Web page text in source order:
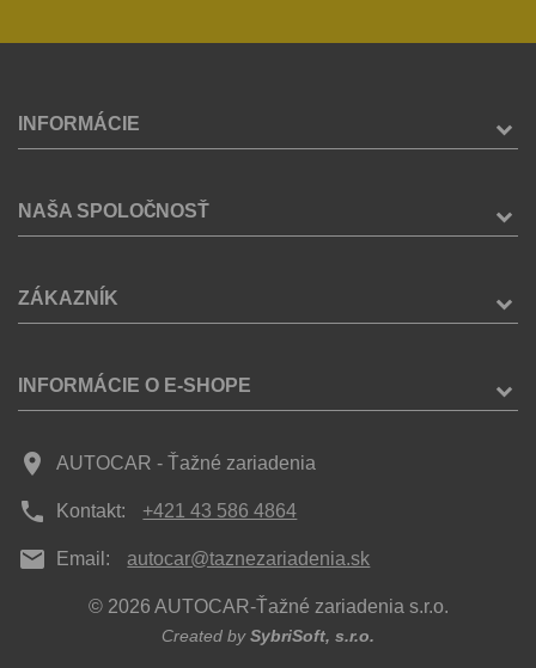
INFORMÁCIE
NAŠA SPOLOČNOSŤ
ZÁKAZNÍK
INFORMÁCIE O E-SHOPE
place AUTOCAR - Ťažné zariadenia
phone Kontakt: +421 43 586 4864
mail Email: autocar@taznezariadenia.sk
© 2026 AUTOCAR-Ťažné zariadenia s.r.o.
Created bySybriSoft, s.r.o.